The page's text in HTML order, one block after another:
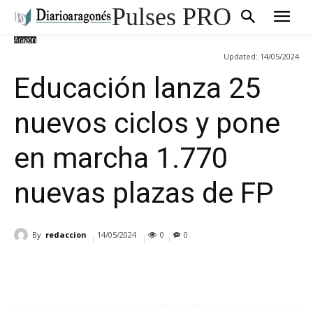
Pulses PRO
Aragón
Updated: 14/05/2024
Educación lanza 25
nuevos ciclos y pone
en marcha 1.770
nuevas plazas de FP
By redaccion 14/05/2024 0 0